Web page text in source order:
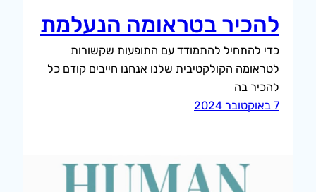
להכיר בטראומה הנעלמת
כדי להתחיל להתמודד עם התופעות שקשורות
לטראומה הקולקטיבית שלנו אנחנו חייבים קודם כל
להכיר בה
7 באוקטובר 2024